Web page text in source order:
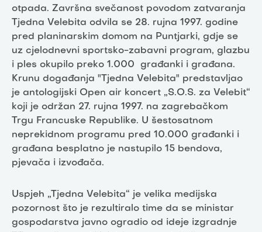
otpada. Završna svečanost povodom zatvaranja
Tjedna Velebita odvila se 28. rujna 1997. godine
pred planinarskim domom na Puntjarki, gdje se
uz cjelodnevni sportsko-zabavni program, glazbu
i ples okupilo preko 1.000 građanki i građana.
Krunu događanja "Tjedna Velebita" predstavljao
je antologijski Open air koncert „S.O.S. za Velebit“
koji je održan 27. rujna 1997. na zagrebačkom
Trgu Francuske Republike. U šestosatnom
neprekidnom programu pred 10.000 građanki i
građana besplatno je nastupilo 15 bendova,
pjevača i izvođača.
Uspjeh „Tjedna Velebita“ je velika medijska
pozornost što je rezultiralo time da se ministar
gospodarstva javno ogradio od ideje izgradnje